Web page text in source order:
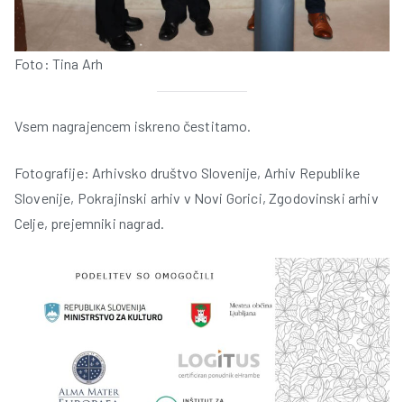
Foto: Tina Arh
Vsem nagrajencem iskreno čestitamo.
Fotografije: Arhivsko društvo Slovenije, Arhiv Republike
Slovenije, Pokrajinski arhiv v Novi Gorici, Zgodovinski arhiv
Celje, prejemniki nagrad.